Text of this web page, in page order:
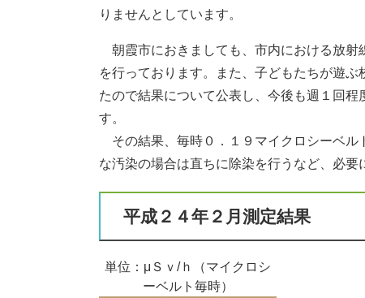
りませんとしています。
朝霞市におきましても、市内における放射
を行っております。また、子どもたちが遊
たので結果について公表し、今後も週１回
す。
その結果、毎時０．１９マイクロシーベル
な汚染の場合は直ちに除染を行うなど、必要
平成２４年２月測定結果
単位：μＳｖ/ｈ（マイクロシ
ーベルト毎時）